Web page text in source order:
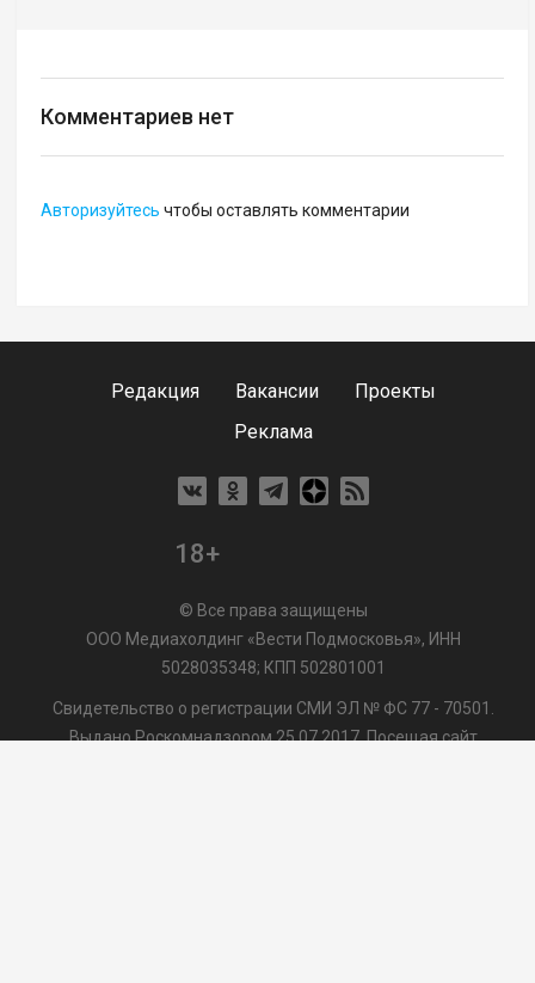
Комментариев нет
Авторизуйтесь чтобы оставлять комментарии
Редакция Вакансии
Проекты
Реклама
18+
© Все права защищены
ООО Медиахолдинг «Вести Подмосковья», ИНН
5028035348; КПП 502801001
Свидетельство о регистрации СМИ ЭЛ № ФС 77 - 70501.
Выдано Роскомнадзором 25.07.2017. Посещая сайт